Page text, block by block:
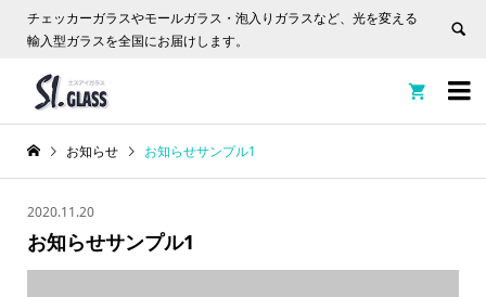
チェッカーガラスやモールガラス・泡入りガラスなど、光を変える
輸入型ガラスを全国にお届けします。


お知らせ お知らせサンプル1
2020.11.20
お知らせサンプル1